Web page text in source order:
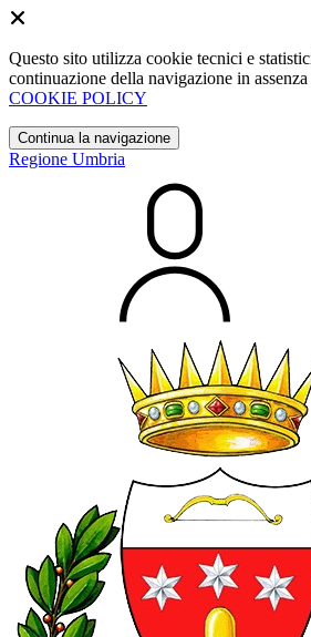
Questo sito utilizza cookie tecnici e
continuazione della navigazione in
COOKIE POLICY
Continua la navigazione
Regione Umbria